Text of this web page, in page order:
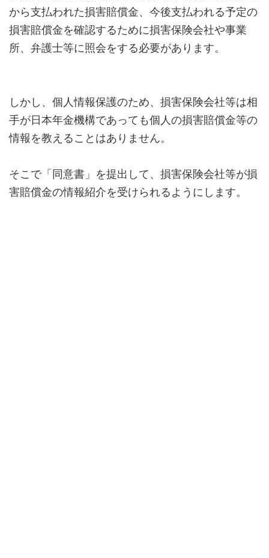
から支払われた損害賠償金、今後支払われる予定の
損害賠償金を確認するために損害保険会社や事業
所、弁護士等に照会をする必要があります。
しかし、個人情報保護のため、損害保険会社等は相
手が日本年金機構であっても個人の損害賠償金等の
情報を教えることはありません。
そこで「同意書」を提出して、損害保険会社等が損
害賠償金の情報紹介を受けられるようにします。